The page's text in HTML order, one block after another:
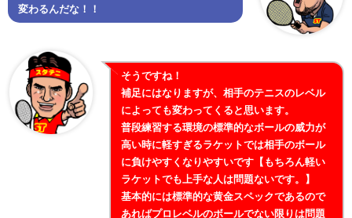
変わるんだな！！
そうですね！
補足にはなりますが、相手のテニスのレベル
によっても変わってくると思います。
普段練習する環境の標準的なボールの威力が
高い時に軽すぎるラケットでは相手のボール
に負けやすくなりやすいです【もちろん軽い
ラケットでも上手な人は問題ないです。】
基本的には標準的な黄金スペックであるので
あればプロレベルのボールでない限りは問題